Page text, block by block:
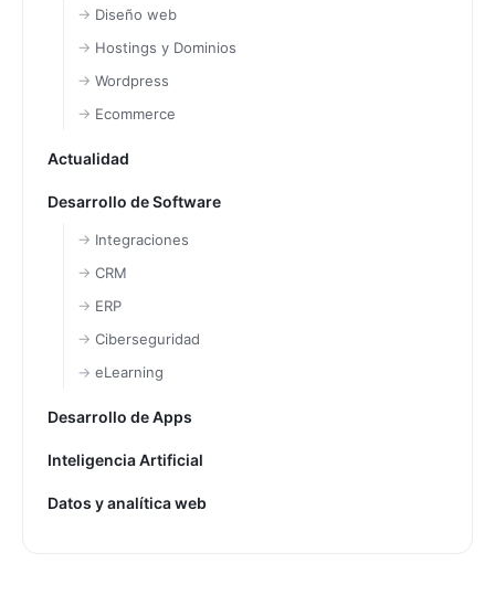
Diseño web
Hostings y Dominios
Wordpress
Ecommerce
Actualidad
Desarrollo de Software
Integraciones
CRM
ERP
Ciberseguridad
eLearning
Desarrollo de Apps
Inteligencia Artificial
Datos y analítica web